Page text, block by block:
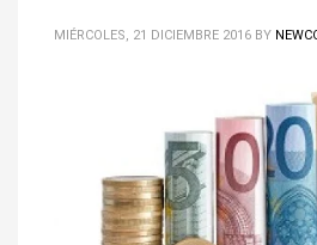
MIÉRCOLES, 21 DICIEMBRE 2016 BY